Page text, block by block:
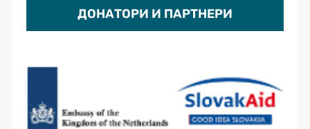
ДОНАТОРИ И ПАРТНЕРИ